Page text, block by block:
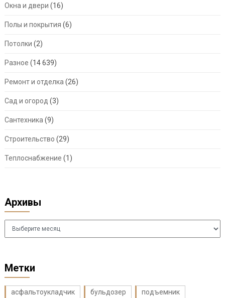
Окна и двери (16)
Полы и покрытия (6)
Потолки (2)
Разное (14 639)
Ремонт и отделка (26)
Сад и огород (3)
Сантехника (9)
Строительство (29)
Теплоснабжение (1)
Архивы
Архивы
Метки
асфальтоукладчик бульдозер подъемник